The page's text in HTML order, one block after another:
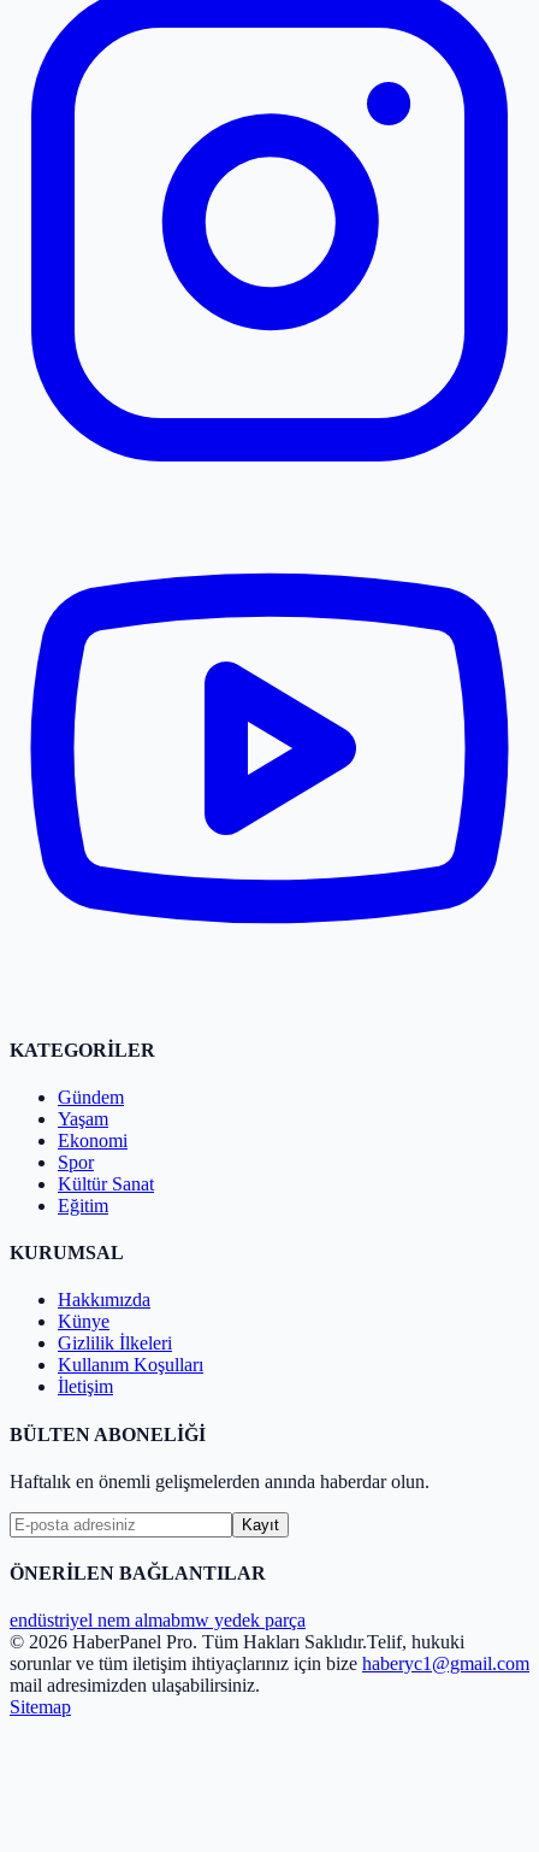
KATEGORİLER
Gündem
Yaşam
Ekonomi
Spor
Kültür Sanat
Eğitim
KURUMSAL
Hakkımızda
Künye
Gizlilik İlkeleri
Kullanım Koşulları
İletişim
BÜLTEN ABONELİĞİ
Haftalık en önemli gelişmelerden anında haberdar olun.
Kayıt
ÖNERİLEN BAĞLANTILAR
endüstriyel nem almabmw yedek parça
© 2026 HaberPanel Pro. Tüm Hakları Saklıdır.Telif, hukuki
sorunlar ve tüm iletişim ihtiyaçlarınız için bize haberyc1@gmail.com
mail adresimizden ulaşabilirsiniz.
Sitemap